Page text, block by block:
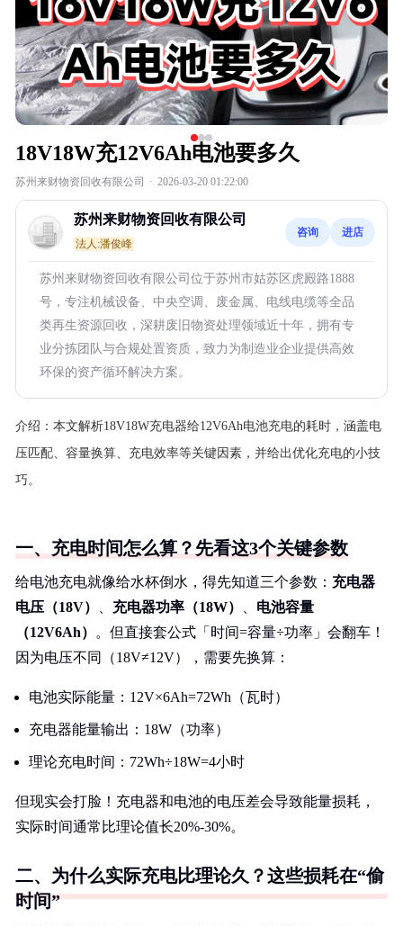
18V18W充12V6Ah电池要多久
苏州来财物资回收有限公司 · 2026-03-20 01:22:00
苏州来财物资回收有限公司
法人:潘俊峰
咨询 进店
苏州来财物资回收有限公司位于苏州市姑苏区虎殿路1888
号，专注机械设备、中央空调、废金属、电线电缆等全品
类再生资源回收，深耕废旧物资处理领域近十年，拥有专
业分拣团队与合规处置资质，致力为制造业企业提供高效
环保的资产循环解决方案。
介绍： 本文解析18V18W充电器给12V6Ah电池充电的耗时，涵盖电
压匹配、容量换算、充电效率等关键因素，并给出优化充电的小技
巧。
一、充电时间怎么算？先看这3个关键参数
给电池充电就像给水杯倒水，得先知道三个参数： 充电器
电压（18V）
充电器功率（18W）
电池容量
（12V6Ah）
。但直接套公式「时间=容量÷功率」会翻车！
因为电压不同（18V≠12V），需要先换算：
电池实际能量：12V×6Ah=72Wh（瓦时）
充电器能量输出：18W（功率）
理论充电时间：72Wh÷18W=4小时
但现实会打脸！充电器和电池的电压差会导致能量损耗，
实际时间通常比理论值长20%-30%。
二、为什么实际充电比理论久？这些损耗在“偷
时间”